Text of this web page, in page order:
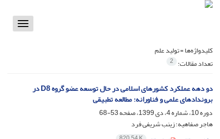
Toggle
کلیدواژه‌ها =تولید علم
تعداد مقالات: 2
دو دهه عملکرد کشورهای اسلامی در حال توسعه عضو گروه D8 در
بروندادهای علمی و فناورانه: مطالعه تطبیقی
دوره 10، شماره 4، دی 1399، صفحه
53-68
هاجر صفاهیه؛ زینب شریفی فرد